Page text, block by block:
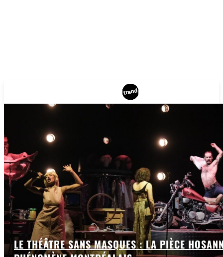
LE THÉÂTRE SANS MASQUES : LA PIÈCE